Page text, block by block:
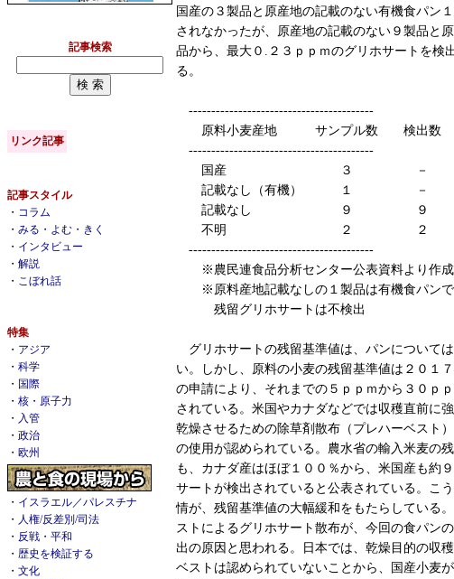
記事検索
リンク記事
記事スタイル
・ コラム
・ みる・よむ・きく
・ インタビュー
・ 解説
・ こぼれ話
特集
・ アジア
・ 科学
・ 国際
・ 核・原子力
・ 入管
・ 政治
・ 欧州
・ イスラエル／パレスチナ
・ 人権/反差別/司法
・ 反戦・平和
・ 歴史を検証する
・ 文化
国産の３製品と原産地の記載のない有機食パン
されなかったが、原産地の記載のない９製品と
品から、最大０.２３ｐｐｍのグリホサートを検
る。
-----------------------------------------
原料小麦産地 サンプル数 検出数
-----------------------------------------
国産 ３ －
記載なし（有機） １ －
記載なし ９ ９
不明 ２ ２
-----------------------------------------
※農民連食品分析センター公表資料より作成
※原料産地記載なしの１製品は有機食パンで
残留グリホサートは不検出
グリホサートの残留基準値は、パンについて
い。しかし、原料の小麦の残留基準値は２０１
の申請により、それまでの５ｐｐｍから３０ｐ
されている。米国やカナダなどでは収穫直前に
乾燥させるための除草剤散布（プレハーベスト
の使用が認められている。農水省の輸入米麦の
も、カナダ産はほぼ１００％から、米国産も約
サートが検出されていると公表されている。こ
情が、残留基準値の大幅緩和をもたらしている
ストによるグリホサート散布が、今回の食パン
出の原因と思われる。日本では、乾燥目的の収
ベストは認められていないことから、国産小麦